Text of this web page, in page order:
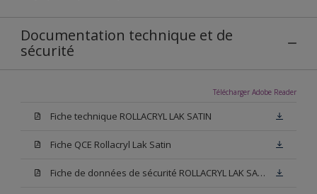
Documentation technique et de
sécurité
Télécharger Adobe Reader
Fiche technique ROLLACRYL LAK SATIN
Fiche QCE Rollacryl Lak Satin
Fiche de données de sécurité ROLLACRYL LAK SATIN